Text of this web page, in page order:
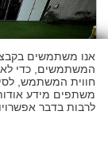
אנו משתמשים בקבצי
המשתמשים, כדי
חווית המשתמש,
משתפים מידע
לרבות בדבר